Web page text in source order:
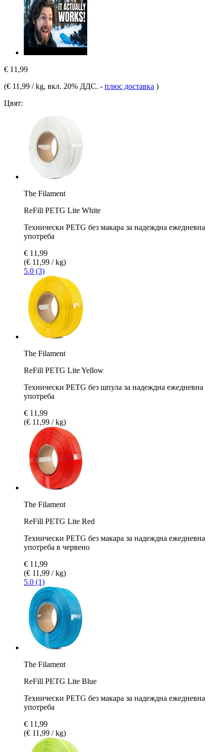
€ 11,99
(€ 11,99 / kg, вкл. 20% ДДС. - плюс доставка )
Цвят:
The Filament
ReFill PETG Lite White
Технически PETG без макара за надеждна ежедневна
употреба
€ 11,99
(€ 11,99 / kg)
5.0 (3)
The Filament
ReFill PETG Lite Yellow
Технически PETG без шпула за надеждна ежедневна
употреба
€ 11,99
(€ 11,99 / kg)
The Filament
ReFill PETG Lite Red
Технически PETG без макара за надеждна ежедневна
употреба в червено
€ 11,99
(€ 11,99 / kg)
5.0 (1)
The Filament
ReFill PETG Lite Blue
Технически PETG без макара за надеждна ежедневна
употреба
€ 11,99
(€ 11,99 / kg)